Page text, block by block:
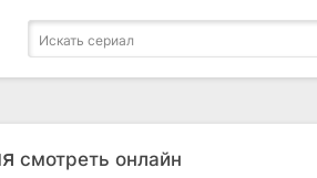
смотреть онлайн